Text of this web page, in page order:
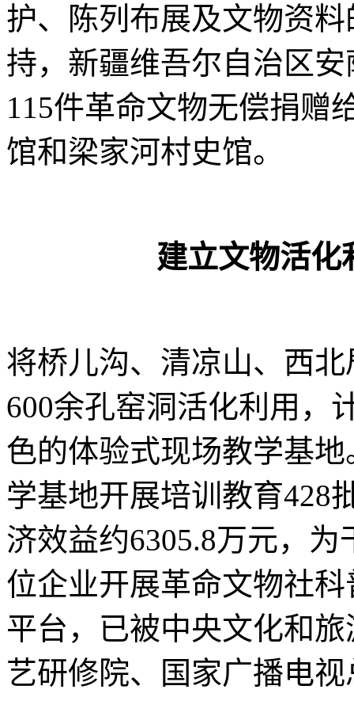
护、陈列布展及文物资
持，新疆维吾尔自治区
115件革命文物无偿捐赠
馆和梁家河村史馆。
建立文物活化
将桥儿沟、清凉山、西
600余孔窑洞活化利用，
色的体验式现场教学基
学基地开展培训教育428
济效益约6305.8万元，
位企业开展革命文物社
平台，已被中央文化和
艺研修院、国家广播电